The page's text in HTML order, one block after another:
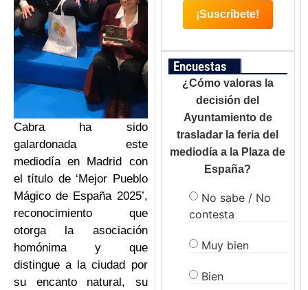
Cabra ha sido
galardonada este
mediodía en Madrid con
el título de ‘Mejor Pueblo
Mágico de España 2025’,
reconocimiento que
otorga la asociación
homónima y que
distingue a la ciudad por
su encanto natural, su
Encuestas
¿Cómo valoras la
decisión del
Ayuntamiento de
trasladar la feria del
mediodía a la Plaza de
España?
No sabe / No
contesta
Muy bien
Bien